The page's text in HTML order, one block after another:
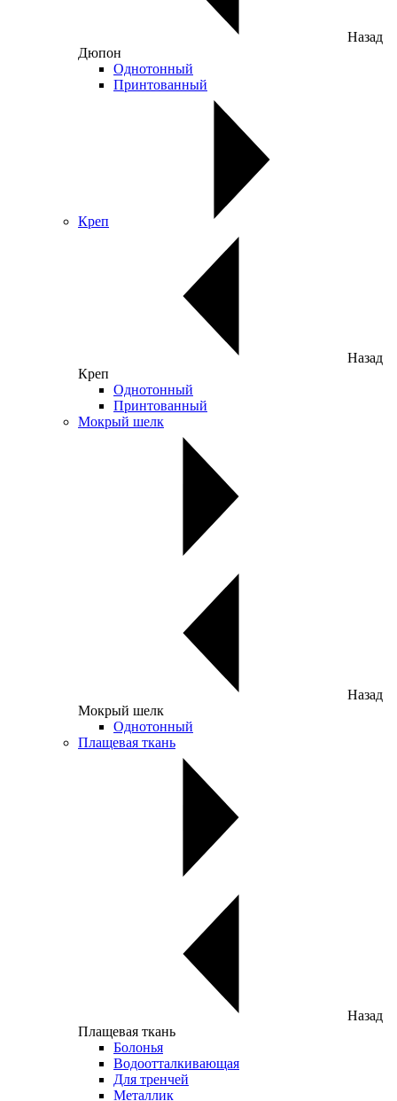
Назад
Дюпон
Однотонный
Принтованный
Креп
Назад
Креп
Однотонный
Принтованный
Мокрый шелк
Назад
Мокрый шелк
Однотонный
Плащевая ткань
Назад
Плащевая ткань
Болонья
Водоотталкивающая
Для тренчей
Металлик